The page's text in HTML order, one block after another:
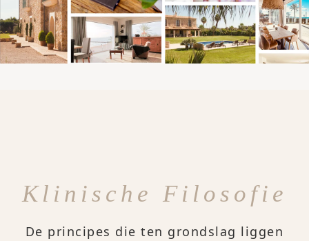
Klinische Filosofie
De principes die ten grondslag liggen